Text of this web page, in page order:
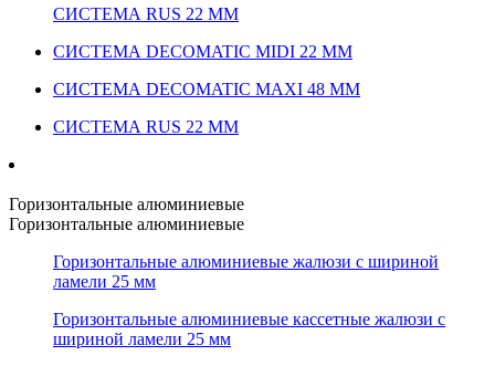
СИСТЕМА RUS 22 ММ
СИСТЕМА DECOMATIC MIDI 22 ММ
СИСТЕМА DECOMATIC MAXI 48 ММ
СИСТЕМА RUS 22 ММ
Горизонтальные алюминиевые
Горизонтальные алюминиевые
Горизонтальные алюминиевые жалюзи с шириной
ламели 25 мм
Горизонтальные алюминиевые кассетные жалюзи с
шириной ламели 25 мм